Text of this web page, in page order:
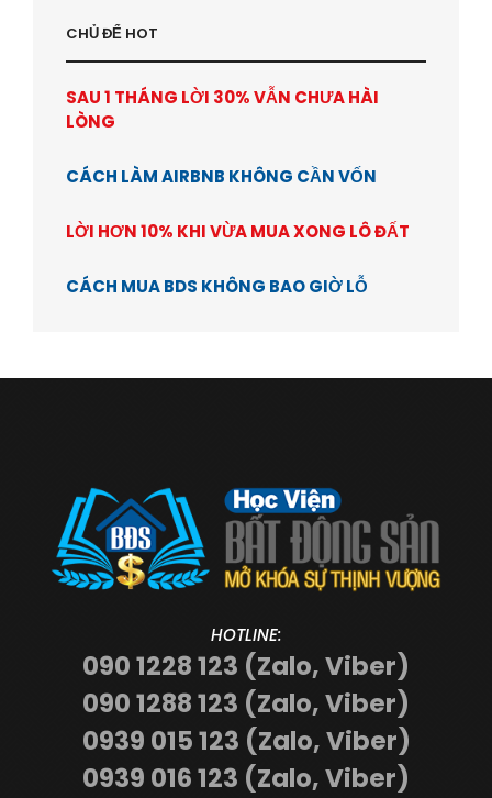
CHỦ ĐỂ HOT
SAU 1 THÁNG LỜI 30% VẪN CHƯA HÀI
LÒNG
CÁCH LÀM AIRBNB KHÔNG CẦN VỐN
LỜI HƠN 10% KHI VỪA MUA XONG LÔ ĐẤT
CÁCH MUA BDS KHÔNG BAO GIỜ LỖ
HOTLINE:
090 1228 123 (Zalo, Viber)
090 1288 123 (Zalo, Viber)
0939 015 123 (Zalo, Viber)
0939 016 123 (Zalo, Viber)